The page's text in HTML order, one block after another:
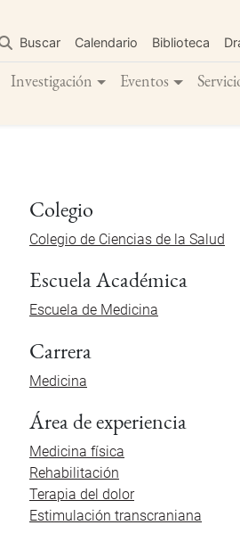
contenido
principal
Buscar Calendario Biblioteca
Investigación Eventos
Colegio
Colegio de Ciencias de la Salud
Escuela Académica
Escuela de Medicina
Carrera
Medicina
Área de experiencia
Medicina física
Rehabilitación
Terapia del dolor
Estimulación transcraniana